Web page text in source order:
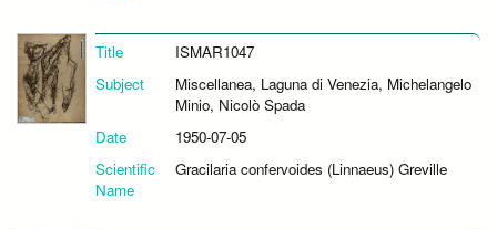
Title
ISMAR1047
Subject
Miscellanea, Laguna di Venezia, Michelangelo
Minio, Nicolò Spada
Date
1950-07-05
Scientific
Name
Gracilaria confervoides (Linnaeus) Greville